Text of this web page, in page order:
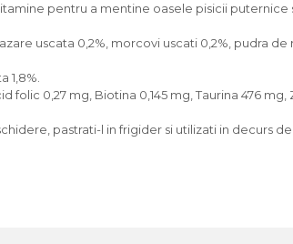
pentru a mentine oasele pisicii puternice
uscata 0,2%, morcovi uscati 0,2%, pudra
1,8%.
folic 0,27 mg, Biotina 0,145 mg, Taurina 476
pastrati-l in frigider si utilizati in decurs